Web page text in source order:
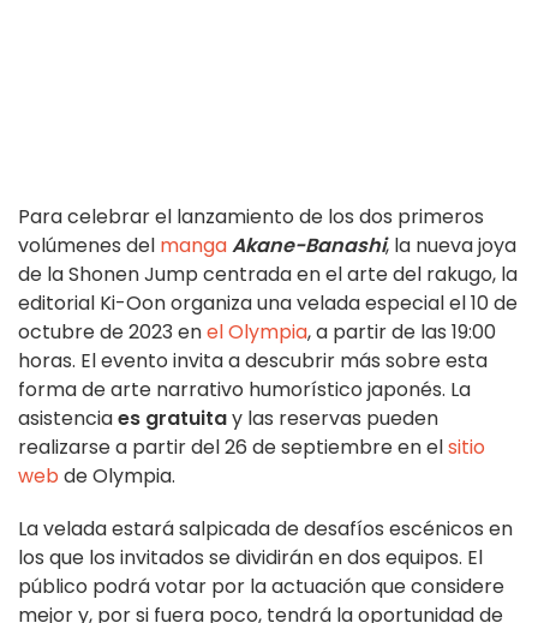
Para celebrar el lanzamiento de los dos primeros
volúmenes del mangaAkane-Banashi, la nueva joya
de la Shonen Jump centrada en el arte del rakugo, la
editorial Ki-Oon organiza una velada especial el 10 de
octubre de 2023 enel Olympia, a partir de las 19:00
horas. El evento invita a descubrir más sobre esta
forma de arte narrativo humorístico japonés. La
asistenciaes gratuitay las reservas pueden
realizarse a partir del 26 de septiembre en elsitio
web de Olympia.
La velada estará salpicada de desafíos escénicos en
los que los invitados se dividirán en dos equipos. El
público podrá votar por la actuación que considere
mejor y, por si fuera poco, tendrá la oportunidad de